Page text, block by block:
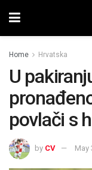
Home Hrvatska
U
povlači s
by CV May